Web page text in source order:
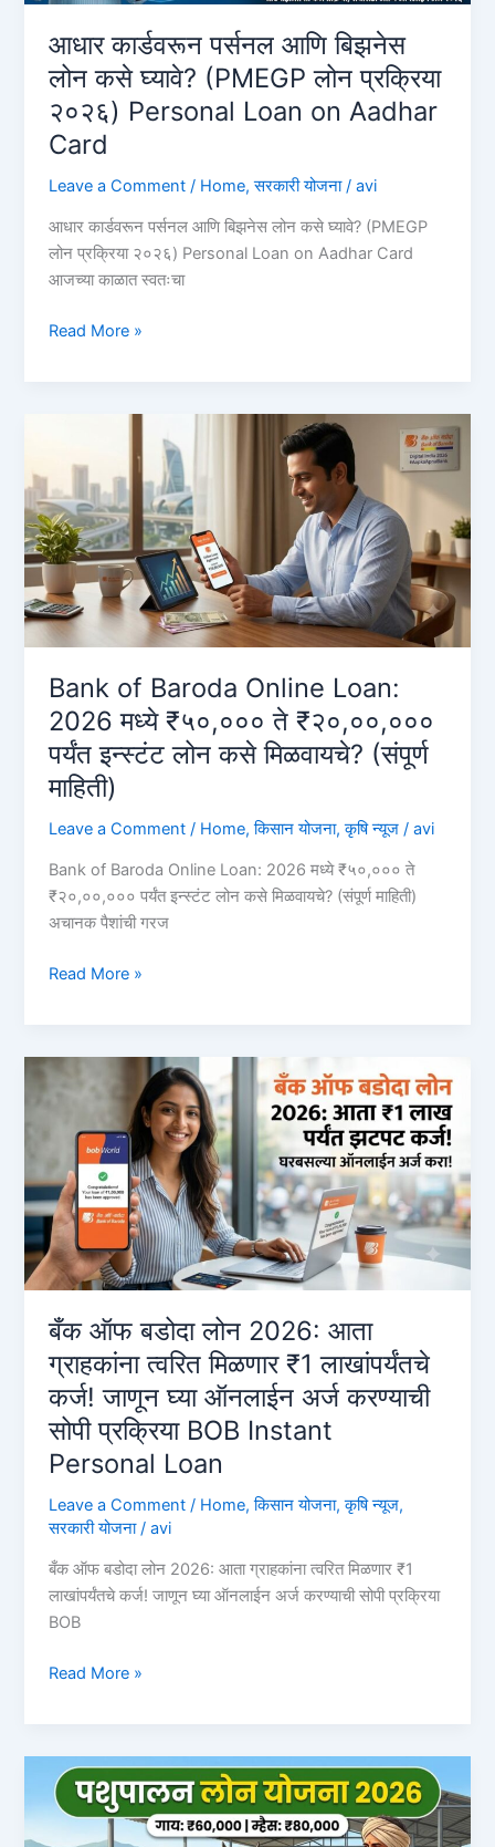
आधार कार्डवरून पर्सनल आणि बिझनेस
लोन कसे घ्यावे? (PMEGP लोन प्रक्रिया
२०२६) Personal Loan on Aadhar
Card
Leave a Comment / Home,सरकारी योजना/avi
आधार कार्डवरून पर्सनल आणि बिझनेस लोन कसे घ्यावे? (PMEGP
लोन प्रक्रिया २०२६) Personal Loan on Aadhar Card
आजच्या काळात स्वतःचा
आधार
लोन
कसे
घ्यावे?
(PMEGP
लोन
प्रक्रिया
२०२६)
Personal
Loan
on
Aadhar
Card
Read More »
Bank of Baroda Online Loan:
2026 मध्ये ₹५०,००० ते ₹२०,००,०००
पर्यंत इन्स्टंट लोन कसे मिळवायचे? (संपूर्ण
माहिती)
Leave a Comment / Home,किसान योजना,कृषि न्यूज /avi
Bank of Baroda Online Loan: 2026 मध्ये ₹५०,००० ते
₹२०,००,००० पर्यंत इन्स्टंट लोन कसे मिळवायचे? (संपूर्ण माहिती)
अचानक पैशांची गरज
Bank
Online
Loan:
₹५०,०००
ते
₹२०,००,०००
पर्यंत
इन्स्टंट
लोन
कसे
मिळवायचे?
(संपूर्ण
माहिती)
Read More »
बँक ऑफ बडोदा लोन 2026: आता
ग्राहकांना त्वरित मिळणार ₹1 लाखांपर्यंतचे
कर्ज! जाणून घ्या ऑनलाईन अर्ज करण्याची
सोपी प्रक्रिया BOB Instant
Personal Loan
Leave a Comment / Home,किसान योजना,कृषि न्यूज,
सरकारी योजना/avi
बँक ऑफ बडोदा लोन 2026: आता ग्राहकांना त्वरित मिळणार ₹1
लाखांपर्यंतचे कर्ज! जाणून घ्या ऑनलाईन अर्ज करण्याची सोपी प्रक्रिया
BOB
बँक
लोन
2026:
आता
ग्राहकांना
Read More »